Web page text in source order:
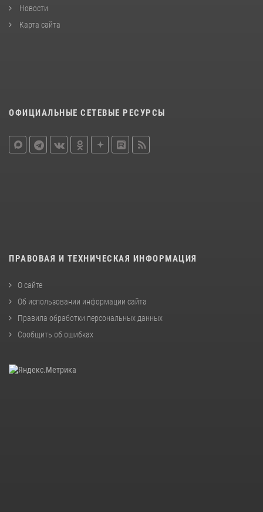
Новости
Карта сайта
ОФИЦИАЛЬНЫЕ СЕТЕВЫЕ РЕСУРСЫ
ПРАВОВАЯ И ТЕХНИЧЕСКАЯ ИНФОРМАЦИЯ
О сайте
Об использовании информации сайта
Правила обработки персональных данных
Сообщить об ошибках